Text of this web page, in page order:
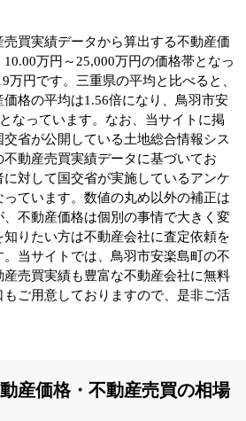
買実績データから算出する不動産価
万円～25,000万円の価格帯となっ
万円です。三重県の平均と比べると、
格の平均は1.56倍になり、鳥羽市安
なっています。なお、当サイトに掲
省が公開している土地総合情報シス
動産売買実績データに基づいてお
に対して国交省が実施しているアンケ
ています。数値の丸め以外の補正は
不動産価格は個別の事情で大きく変
りたい方は不動産会社に査定依頼を
当サイトでは、鳥羽市安楽島町の不
売買実績も豊富な不動産会社に無料
ご用意しておりますので、是非ご活
産価格・不動産売買の相場